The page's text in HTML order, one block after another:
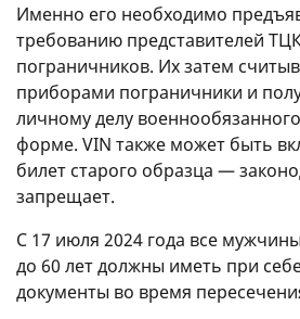
Именно его необходимо
требованию представителей
пограничников. Их затем
приборами пограничники и
личному делу
форме. VIN также может быть
билет старого образца —
запрещает.
С 17 июля 2024 года все
до 60 лет должны иметь при
документы во время